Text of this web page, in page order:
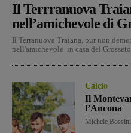
Il Terrranuova
nell’amichevole di
Il Terranuova Traiana, pur non
nell'amichevole in casa del Grosseto,
Calcio
Il
l’Ancona
Michele Bossini